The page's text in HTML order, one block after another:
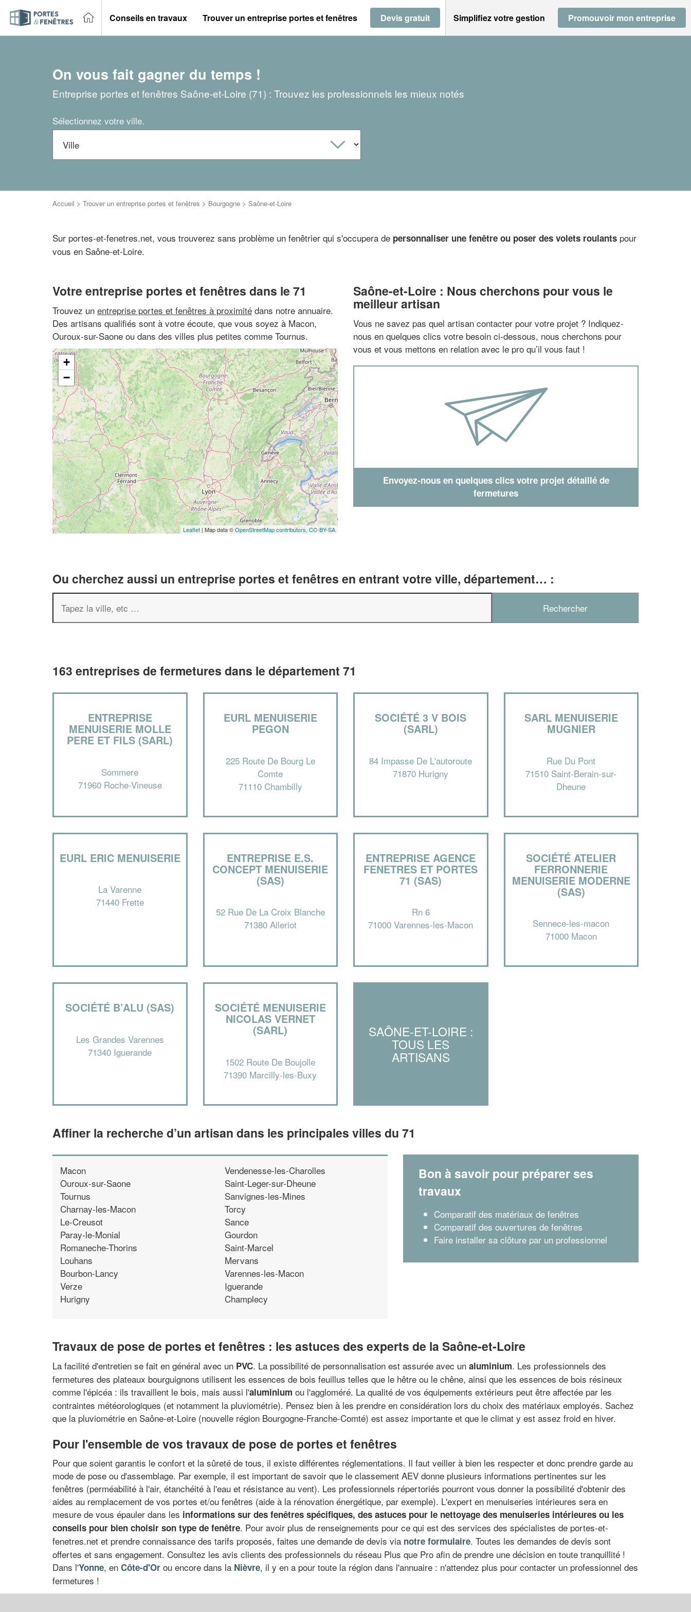
Conseils en travaux Trouver un entreprise portes et fenêtres Devis gratuit Simplifiez votre gestion Promouvoir mon entreprise
On vous fait gagner du temps !
Entreprise portes et fenêtres Saône-et-Loire (71) : Trouvez les professionnels les mieux notés
Sélectionnez votre ville.
Accueil > Trouver un entreprise portes et fenêtres > Bourgogne > Saône-et-Loire
Sur portes-et-fenetres.net, vous trouverez sans problème un fenêtrier qui s'occupera de personnaliser une fenêtre ou poser des volets roulants pour
vous en Saône-et-Loire.
Votre entreprise portes et fenêtres dans le 71
Trouvez un entreprise portes et fenêtres à proximité dans notre annuaire.
Des artisans qualifiés sont à votre écoute, que vous soyez à Macon,
Ouroux-sur-Saone ou dans des villes plus petites comme Tournus.
+
−
Leaflet | Map data ©OpenStreetMap contributors,CC-BY-SA
Saône-et-Loire : Nous cherchons pour vous le
meilleur artisan
Vous ne savez pas quel artisan contacter pour votre projet ? Indiquez-
nous en quelques clics votre besoin ci-dessous, nous cherchons pour
vous et vous mettons en relation avec le pro qu’il vous faut !
Envoyez-nous en quelques clics votre projet détaillé de
fermetures
Ou cherchez aussi un entreprise portes et fenêtres en entrant votre ville, département… :
163 entreprises de fermetures dans le département 71
ENTREPRISE
MENUISERIE MOLLE
PERE ET FILS (SARL)
Sommere
71960 Roche-Vineuse
EURL MENUISERIE
PEGON
225 Route De Bourg Le
Comte
71110 Chambilly
SOCIÉTÉ 3 V BOIS
(SARL)
84 Impasse De L'autoroute
71870 Hurigny
SARL MENUISERIE
MUGNIER
Rue Du Pont
71510 Saint-Berain-sur-
Dheune
EURL ERIC MENUISERIE
La Varenne
71440 Frette
ENTREPRISE E.S.
CONCEPT MENUISERIE
(SAS)
52 Rue De La Croix Blanche
71380 Alleriot
ENTREPRISE AGENCE
FENETRES ET PORTES
71 (SAS)
Rn 6
71000 Varennes-les-Macon
SOCIÉTÉ ATELIER
FERRONNERIE
MENUISERIE MODERNE
(SAS)
Sennece-les-macon
71000 Macon
SOCIÉTÉ B’ALU (SAS)
Les Grandes Varennes
71340 Iguerande
SOCIÉTÉ MENUISERIE
NICOLAS VERNET
(SARL)
1502 Route De Boujolle
71390 Marcilly-les-Buxy
SAÔNE-ET-LOIRE :
TOUS LES
ARTISANS
Affiner la recherche d’un artisan dans les principales villes du 71
Macon
Ouroux-sur-Saone
Tournus
Charnay-les-Macon
Le-Creusot
Paray-le-Monial
Romaneche-Thorins
Louhans
Bourbon-Lancy
Verze
Hurigny
Vendenesse-les-Charolles
Saint-Leger-sur-Dheune
Sanvignes-les-Mines
Torcy
Sance
Gourdon
Saint-Marcel
Mervans
Varennes-les-Macon
Iguerande
Champlecy
Bon à savoir pour préparer ses
travaux
Comparatif des matériaux de fenêtres
Comparatif des ouvertures de fenêtres
Faire installer sa clôture par un professionnel
Travaux de pose de portes et fenêtres : les astuces des experts de la Saône-et-Loire
La facilité d'entretien se fait en général avec un PVC. La possibilité de personnalisation est assurée avec un aluminium. Les professionnels des
fermetures des plateaux bourguignons utilisent les essences de bois feuillus telles que le hêtre ou le chêne, ainsi que les essences de bois résineux
comme l'épicéa : ils travaillent le bois, mais aussi l'aluminium ou l'aggloméré. La qualité de vos équipements extérieurs peut être affectée par les
contraintes météorologiques (et notamment la pluviométrie). Pensez bien à les prendre en considération lors du choix des matériaux employés. Sachez
que la pluviométrie en Saône-et-Loire (nouvelle région Bourgogne-Franche-Comté) est assez importante et que le climat y est assez froid en hiver.
Pour l'ensemble de vos travaux de pose de portes et fenêtres
Pour que soient garantis le confort et la sûreté de tous, il existe différentes réglementations. Il faut veiller à bien les respecter et donc prendre garde au
mode de pose ou d'assemblage. Par exemple, il est important de savoir que le classement AEV donne plusieurs informations pertinentes sur les
fenêtres (perméabilité à l'air, étanchéité à l'eau et résistance au vent). Les professionnels répertoriés pourront vous donner la possibilité d'obtenir des
aides au remplacement de vos portes et/ou fenêtres (aide à la rénovation énergétique, par exemple). L'expert en menuiseries intérieures sera en
mesure de vous épauler dans les informations sur des fenêtres spécifiques, des astuces pour le nettoyage des menuiseries intérieures ou les
conseils pour bien choisir son type de fenêtre. Pour avoir plus de renseignements pour ce qui est des services des spécialistes de portes-et-
fenetres.net et prendre connaissance des tarifs proposés, faites une demande de devis via notre formulaire. Toutes les demandes de devis sont
offertes et sans engagement. Consultez les avis clients des professionnels du réseau Plus que Pro afin de prendre une décision en toute tranquillité !
Dans l'Yonne, en Côte-d'Or ou encore dans la Nièvre, il y en a pour toute la région dans l'annuaire : n'attendez plus pour contacter un professionnel des
fermetures !
✕
professionnel ?
Augmentez votrechiffre d'affaires
margestout en gagnant de
En savoir plus